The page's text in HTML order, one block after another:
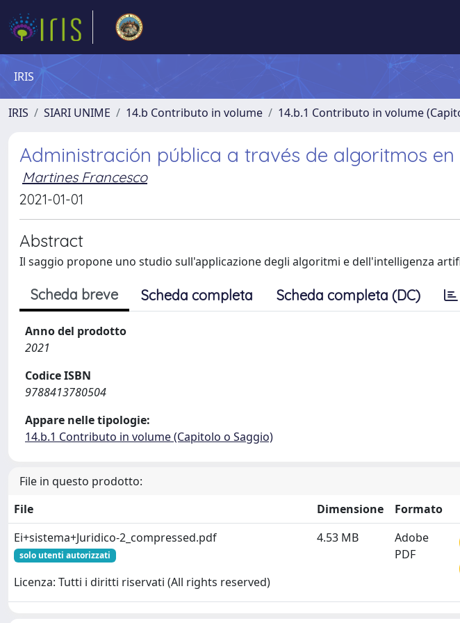
IRIS
IRIS SIARI UNIME 14.b Contributo in volume 14.b.1 Contributo in volume
Administración pública a través de algoritmos en
Martines Francesco
2021-01-01
Abstract
Il saggio propone uno studio sull'applicazione degli algoritmi e dell'intelligenza
Scheda breve Scheda completa Scheda completa (DC)
Anno del prodotto
2021
Codice ISBN
9788413780504
Appare nelle tipologie:
14.b.1 Contributo in volume (Capitolo o Saggio)
File in questo prodotto:
File
Dimensione
Formato
Ei+sistema+Juridico-2_compressed.pdf
solo utenti autorizzati
Licenza: Tutti i diritti riservati (All rights reserved)
4.53 MB
Adobe
PDF